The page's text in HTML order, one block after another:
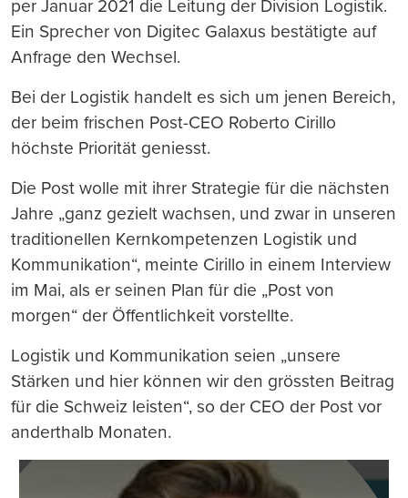
per Januar 2021 die Leitung der Division Logistik.
Ein Sprecher von Digitec Galaxus bestätigte auf
Anfrage den Wechsel.
Bei der Logistik handelt es sich um jenen Bereich,
der beim frischen Post-CEO Roberto Cirillo
höchste Priorität geniesst.
Die Post wolle mit ihrer Strategie für die nächsten
Jahre „ganz gezielt wachsen, und zwar in unseren
traditionellen Kernkompetenzen Logistik und
Kommunikation“, meinte Cirillo in einem Interview
im Mai, als er seinen Plan für die „Post von
morgen“ der Öffentlichkeit vorstellte.
Logistik und Kommunikation seien „unsere
Stärken und hier können wir den grössten Beitrag
für die Schweiz leisten“, so der CEO der Post vor
anderthalb Monaten.